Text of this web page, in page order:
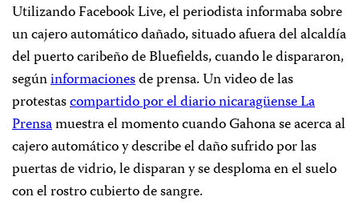
Utilizando Facebook Live, el periodista informaba sobre
un cajero automático dañado, situado afuera del alcaldía
del puerto caribeño de Bluefields, cuando le dispararon,
segúninformacionesde prensa. Un video de las
protestascompartido por el diario nicaragüenseLa
Prensamuestra el momento cuando Gahona se acerca al
cajero automático y describe el daño sufrido por las
puertas de vidrio, le disparan y se desploma en el suelo
con el rostro cubierto de sangre.